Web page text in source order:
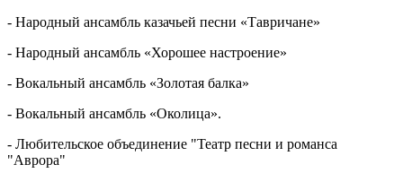
- Народный ансамбль казачьей песни «Тавричане»
- Народный ансамбль «Хорошее настроение»
- Вокальный ансамбль «Золотая балка»
- Вокальный ансамбль «Околица».
- Любительское объединение "Театр песни и романса
"Аврора"